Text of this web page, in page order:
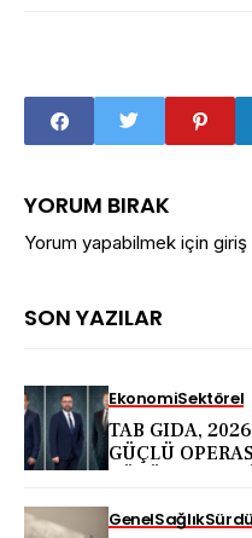
YORUM BIRAK
Yorum yapabilmek için giriş
SON YAZILAR
EkonomiSektörel
TAB GIDA,
GÜÇLÜ
GenelSağlık